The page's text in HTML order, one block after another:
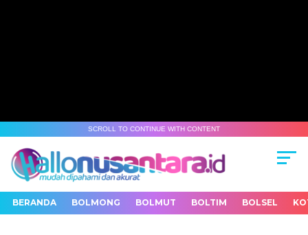
SCROLL TO CONTINUE WITH CONTENT
BERANDA BOLMONG BOLMUT BOLTIM BOLSEL